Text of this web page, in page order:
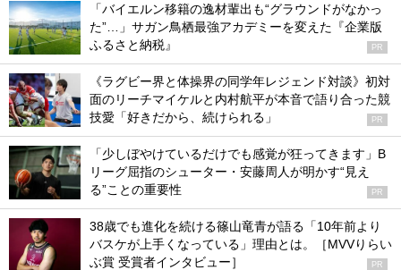
「バイエルン移籍の逸材輩出も“グラウンドがなかっ
た”…」サガン鳥栖最強アカデミーを変えた『企業版
ふるさと納税』
PR
《ラグビー界と体操界の同学年レジェンド対談》初対
面のリーチマイケルと内村航平が本音で語り合った競
技愛「好きだから、続けられる」
PR
「少しぼやけているだけでも感覚が狂ってきます」B
リーグ屈指のシューター・安藤周人が明かす“見え
る”ことの重要性
PR
38歳でも進化を続ける篠山竜青が語る「10年前より
バスケが上手くなっている」理由とは。［MVVりらい
ぶ賞 受賞者インタビュー］
PR